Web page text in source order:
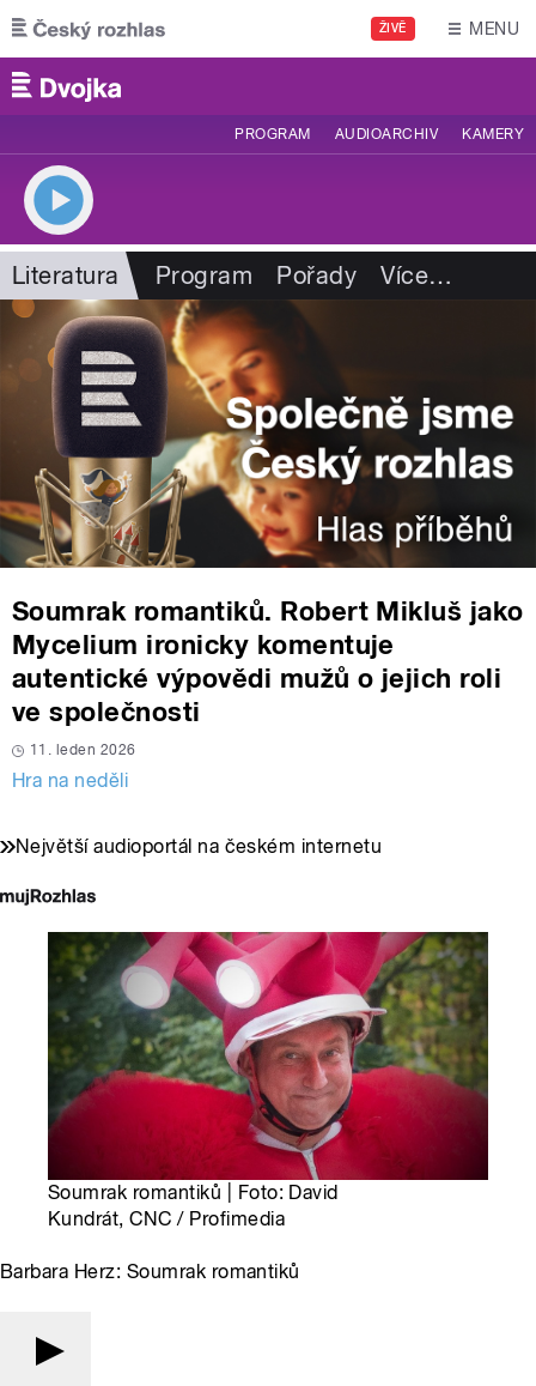
Přejít k hlavnímu obsahu
ŽIVĚ MENU
PROGRAM AUDIOARCHIV KAMERY
Literatura Program Pořady Více…
Soumrak romantiků. Robert Mikluš jako
Mycelium ironicky komentuje
autentické výpovědi mužů o jejich roli
ve společnosti
11. leden 2026
Hra na neděli
Největší audioportál na českém internetu
Soumrak romantiků | Foto: David
Kundrát, CNC / Profimedia
Barbara Herz: Soumrak romantiků